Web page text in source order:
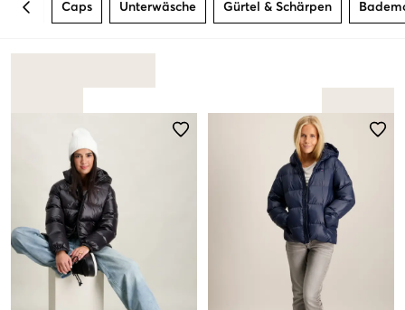
BACK Caps Unterwäsche Gürtel & Schärpen